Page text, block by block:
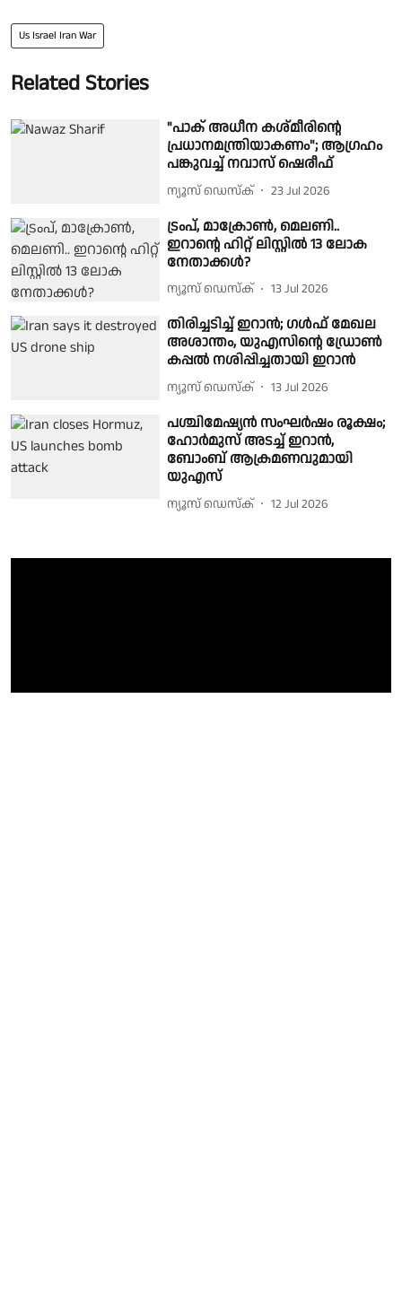
Us Israel Iran War
Related Stories
"പാക് അധീന കശ്മീരിന്റെ
പ്രധാനമന്ത്രിയാകണം"; ആഗ്രഹം
പങ്കുവച്ച് നവാസ് ഷെരീഫ്
ന്യൂസ് ഡെസ്ക് 23 Jul 2026
ട്രംപ്, മാക്രോൺ, മെലണി..
ഇറാൻ്റെ ഹിറ്റ് ലിസ്റ്റിൽ 13 ലോക
നേതാക്കൾ?
ന്യൂസ് ഡെസ്ക് 13 Jul 2026
തിരിച്ചടിച്ച് ഇറാൻ; ഗൾഫ് മേഖല
അശാന്തം, യുഎസിൻ്റെ ഡ്രോൺ
കപ്പൽ നശിപ്പിച്ചതായി ഇറാൻ
ന്യൂസ് ഡെസ്ക് 13 Jul 2026
പശ്ചിമേഷ്യൻ സംഘർഷം രൂക്ഷം;
ഹോർമുസ് അടച്ച് ഇറാൻ,
ബോംബ് ആക്രമണവുമായി
യുഎസ്
ന്യൂസ് ഡെസ്ക് 12 Jul 2026